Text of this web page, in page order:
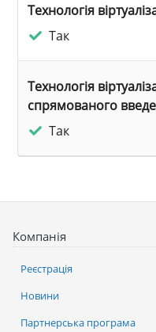
Технологія
Так
Технологія
спрямованого
Так
Компанія
Реєстрація
Новини
Партнерська програма